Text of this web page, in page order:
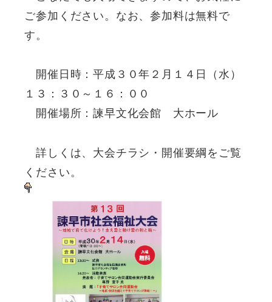
ご参加ください。なお、参加料は無料で
す。
開催日時：平成３０年２月１４日（水）
１３：３０～１６：００
開催場所：諫早文化会館 大ホール
詳しくは、大会チラシ・開催要綱をご覧
ください。